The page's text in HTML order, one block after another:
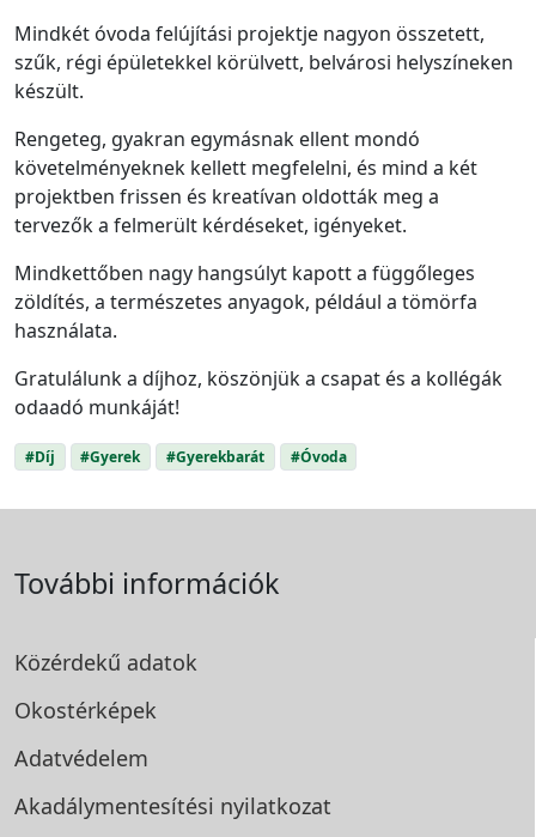
Mindkét óvoda felújítási projektje nagyon összetett,
szűk, régi épületekkel körülvett, belvárosi helyszíneken
készült.
Rengeteg, gyakran egymásnak ellent mondó
követelményeknek kellett megfelelni, és mind a két
projektben frissen és kreatívan oldották meg a
tervezők a felmerült kérdéseket, igényeket.
Mindkettőben nagy hangsúlyt kapott a függőleges
zöldítés, a természetes anyagok, például a tömörfa
használata.
Gratulálunk a díjhoz, köszönjük a csapat és a kollégák
odaadó munkáját!
#Díj #Gyerek #Gyerekbarát #Óvoda
További információk
Közérdekű adatok
Okostérképek
Adatvédelem
Akadálymentesítési nyilatkozat